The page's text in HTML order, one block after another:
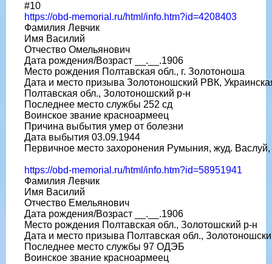
#10
https://obd-memorial.ru/html/info.htm?id=4208403
Фамилия Левчик
Имя Василий
Отчество Омельянович
Дата рождения/Возраст __.__.1906
Место рождения Полтавская обл., г. Золотоноша
Дата и место призыва Золотоношский РВК,
Полтавская обл., Золотоношский р-н
Последнее место службы 252 сд
Воинское звание красноармеец
Причина выбытия умер от болезни
Дата выбытия 03.09.1944
Первичное место захоронения Румыния, жуд. Васлуй,
https://obd-memorial.ru/html/info.htm?id=58951941
Фамилия Левчик
Имя Василий
Отчество Емельянович
Дата рождения/Возраст __.__.1906
Место рождения Полтавская обл., Золотошский р-н
Дата и место призыва Полтавская обл.,
Последнее место службы 97 ОДЭБ
Воинское звание красноармеец